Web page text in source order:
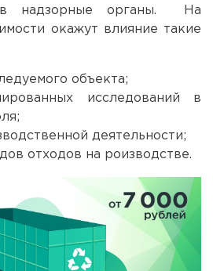
в надзорные органы. На
окажут влияние такие
объекта;
исследований в
деятельности;
отходов на роизводстве.